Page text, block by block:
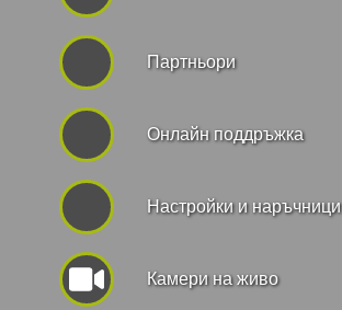
Партньори
Онлайн поддръжка
Hастройки и наръчници
Камери на живо